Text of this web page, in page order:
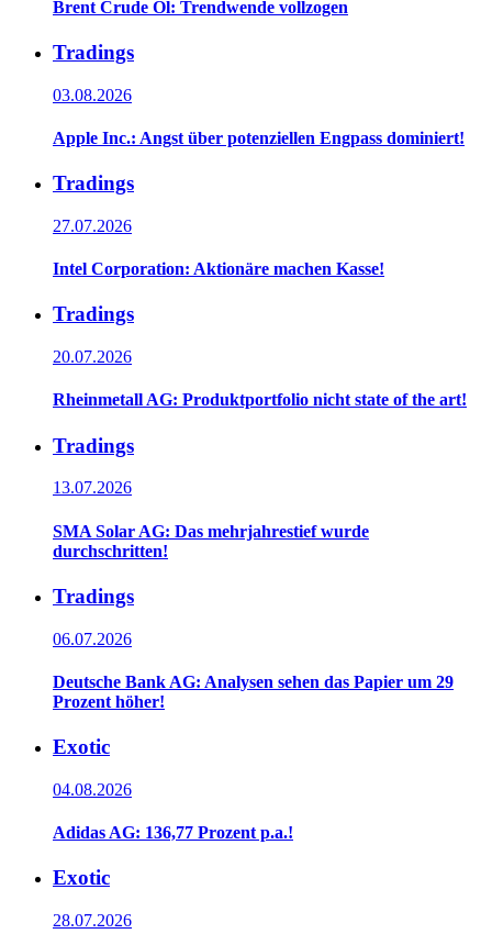
Brent Crude Öl: Trendwende vollzogen
Tradings
03.08.2026
Apple Inc.: Angst über potenziellen Engpass dominiert!
Tradings
27.07.2026
Intel Corporation: Aktionäre machen Kasse!
Tradings
20.07.2026
Rheinmetall AG: Produktportfolio nicht state of the art!
Tradings
13.07.2026
SMA Solar AG: Das mehrjahrestief wurde
durchschritten!
Tradings
06.07.2026
Deutsche Bank AG: Analysen sehen das Papier um 29
Prozent höher!
Exotic
04.08.2026
Adidas AG: 136,77 Prozent p.a.!
Exotic
28.07.2026